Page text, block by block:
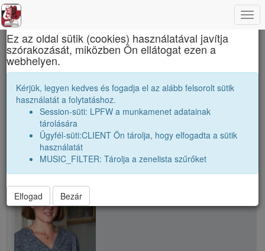
Apáczai Csere János Elméleti Líceum
A. Eszter
A. Eszter
×
Ez az oldal sütik (cookies) használatával javítja
szórakozását, miközben Ön ellátogat ezen a
webhelyen.
Kérjük, legyen kedves és fogadja el az alább felsorolt sütik
használatát a folytatáshoz.
Session-süti: LPFW a munkamenet adatainak
tárolására
Ügyfél-süti:CLIENT Ön tárolja, hogy elfogadta a sütik
használatát
MUSIC_FILTER: Tárolja a zenelista szűrőket
Elfogad Bezár